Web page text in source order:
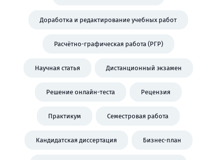
Доработка и редактирование учебных работ
Расчётно-графическая работа (РГР)
Научная статья Дистанционный экзамен
Решение онлайн-теста Рецензия
Практикум Семестровая работа
Кандидатская диссертация Бизнес-план